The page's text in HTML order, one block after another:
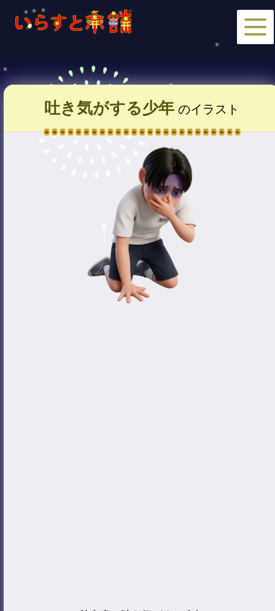
吐き気がする少年 のイラスト